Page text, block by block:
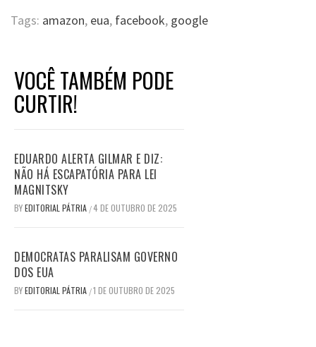
Tags: amazon, eua, facebook, google
VOCÊ TAMBÉM PODE
CURTIR!
EDUARDO ALERTA GILMAR E DIZ:
NÃO HÁ ESCAPATÓRIA PARA LEI
MAGNITSKY
BYEDITORIAL PÁTRIA /4 DE OUTUBRO DE 2025
DEMOCRATAS PARALISAM GOVERNO
DOS EUA
BYEDITORIAL PÁTRIA /1 DE OUTUBRO DE 2025